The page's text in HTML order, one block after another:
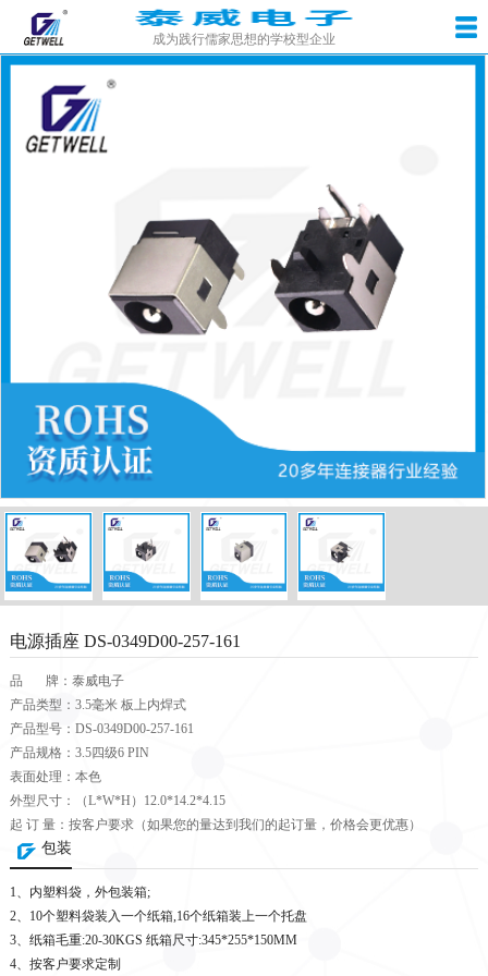
成为践行儒家思想的学校型企业
电源插座 DS-0349D00-257-161
品 牌：泰威电子
产品类型：3.5毫米 板上内焊式
产品型号：DS-0349D00-257-161
产品规格：3.5四级6 PIN
表面处理：本色
外型尺寸：（L*W*H）12.0*14.2*4.15
起 订 量：按客户要求（如果您的量达到我们的起订量，价格会更优惠）
包装
1、内塑料袋，外包装箱;
2、10个塑料袋装入一个纸箱,16个纸箱装上一个托盘
3、纸箱毛重:20-30KGS 纸箱尺寸:345*255*150MM
4、按客户要求定制